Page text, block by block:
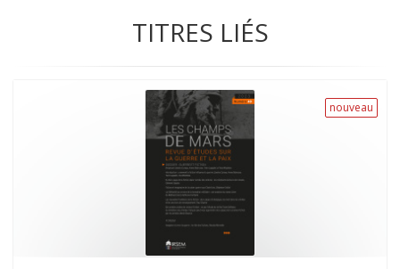
TITRES LIÉS
nouveau